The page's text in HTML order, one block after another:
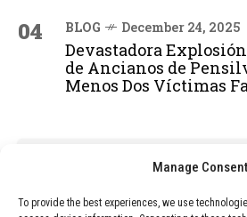
Manage Consent
To provide the best experiences, we use
04 BLOG December 24, 2025
Devastadora
de Ancianos de
Menos Dos Víctimas